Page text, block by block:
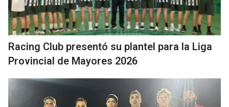
Racing Club presentó su plantel para la Liga
Provincial de Mayores 2026